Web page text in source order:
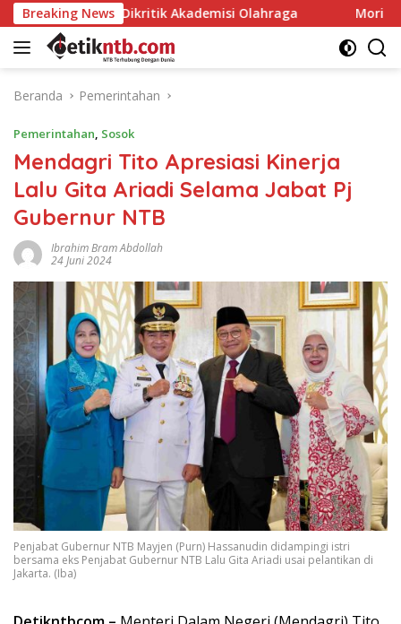
Langsung
ke
konten
Breaking News
Dikritik Akademisi Olahraga Mori Hanafi Apresiasi
Beranda Pemerintahan
Pemerintahan, Sosok
Mendagri Tito Apresiasi Kinerja
Lalu Gita Ariadi Selama Jabat Pj
Gubernur NTB
Ibrahim Bram Abdollah
24 Juni 2024
Penjabat Gubernur NTB Mayjen (Purn) Hassanudin didampingi istri
bersama eks Penjabat Gubernur NTB Lalu Gita Ariadi usai pelantikan di
Jakarta. (Iba)